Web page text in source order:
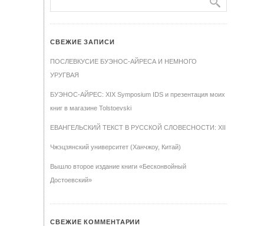
СВЕЖИЕ ЗАПИСИ
ПОСЛЕВКУСИЕ БУЭНОС-АЙРЕСА И НЕМНОГО
УРУГВАЯ
БУЭНОС-АЙРЕС: XIX Symposium IDS и презентация моих
книг в магазине Tolstoevski
ЕВАНГЕЛЬСКИЙ ТЕКСТ В РУССКОЙ СЛОВЕСНОСТИ: XII
Чжэцзянский университет (Ханчжоу, Китай)
Вышло второе издание книги «Бесконвойный
Достоевский»
СВЕЖИЕ КОММЕНТАРИИ